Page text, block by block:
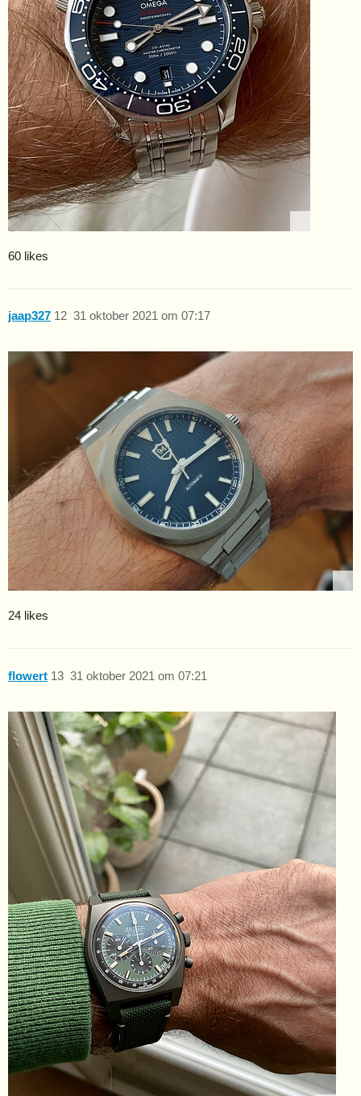
60 likes
jaap327 31 oktober 2021 om 07:17
12
24 likes
flowert 31 oktober 2021 om 07:21
13